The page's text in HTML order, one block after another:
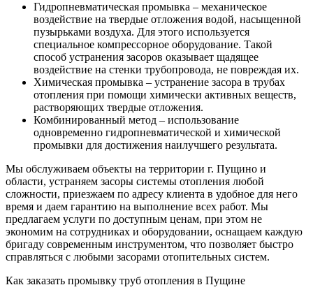
Гидропневматическая промывка – механическое
воздействие на твердые отложения водой, насыщенной
пузырьками воздуха. Для этого используется
специальное компрессорное оборудование. Такой
способ устранения засоров оказывает щадящее
воздействие на стенки трубопровода, не повреждая их.
Химическая промывка – устранение засора в трубах
отопления при помощи химически активных веществ,
растворяющих твердые отложения.
Комбинированный метод – использование
одновременно гидропневматической и химической
промывки для достижения наилучшего результата.
Мы обслуживаем объекты на территории г. Пущино и
области, устраняем засоры системы отопления любой
сложности, приезжаем по адресу клиента в удобное для него
время и даем гарантию на выполнение всех работ. Мы
предлагаем услуги по доступным ценам, при этом не
экономим на сотрудниках и оборудовании, оснащаем каждую
бригаду современным инструментом, что позволяет быстро
справляться с любыми засорами отопительных систем.
Как заказать промывку труб отопления в Пущине